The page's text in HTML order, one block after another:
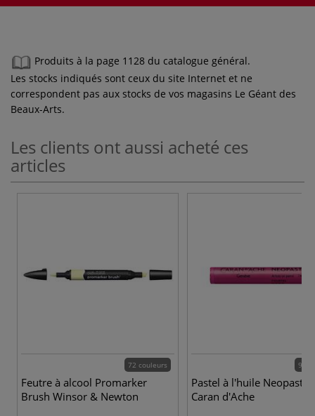
Produits à la page 1128 du catalogue général.
Les stocks indiqués sont ceux du site Internet et ne
correspondent pas aux stocks de vos magasins Le Géant des
Beaux-Arts.
Les clients ont aussi acheté ces
articles
72 couleurs
Feutre à alcool Promarker
Brush Winsor & Newton
96
Pastel à l'huile Neopastel
Caran d'Ache